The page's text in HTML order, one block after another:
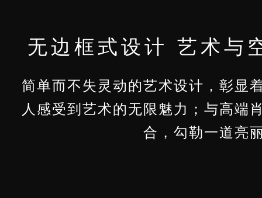
无边框式设计 艺术与
简单而不失灵动的艺术设计，彰显
人感受到艺术的无限魅力；与高端
合，勾勒一道亮